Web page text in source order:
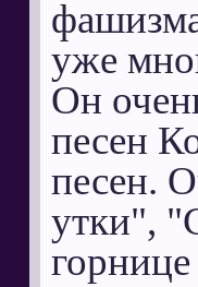
уже
Он
песен
песен.
утки",